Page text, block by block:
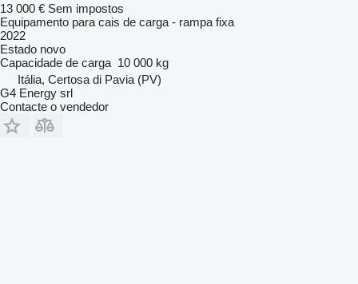
13 000 € Sem impostos
Equipamento para cais de carga - rampa fixa
2022
Estado novo
Capacidade de carga 10 000 kg
Itália, Certosa di Pavia (PV)
G4 Energy srl
Contacte o vendedor